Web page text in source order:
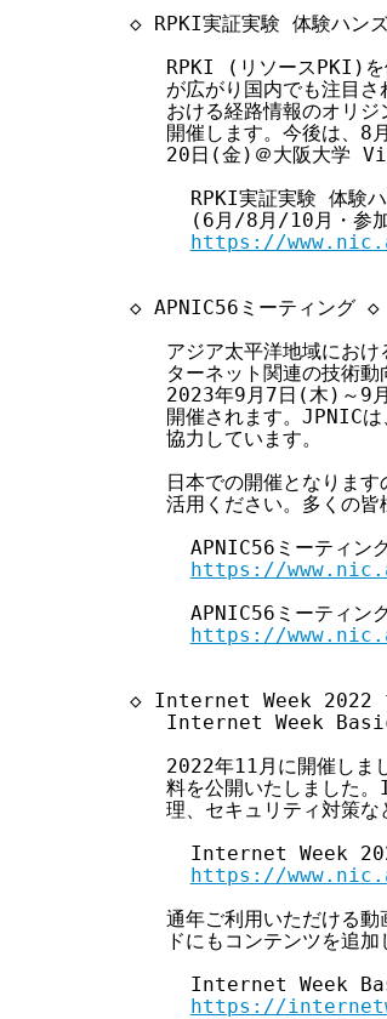
◇ RPKI実証実験 体験ハン
RPKI (リソースPKI)を
が広がり国内でも注目
おける経路情報のオリジ
開催します。今後は、8
20日(金)＠大阪大学
RPKI実証実験 体験ハ
(6月/8月/10月・参
https://
  ◇ APNIC56ミーティング ◇
アジア太平洋地域におけ
ターネット関連の技術動
2023年9月7日(木)～9月
開催されます。JPNICは
     協力しています。
日本での開催となります
活用ください。多くの皆
APNIC56ミーティング
https://
APNIC56ミーティング
https://
◇ Internet Week 2022 プ
Internet Week Basic
2022年11月に開催しま
料を公開いたしました
理、セキュリティ対策な
Internet Week
https://
通年ご利用いただける
ドにもコンテンツを追加
Internet Week
https://